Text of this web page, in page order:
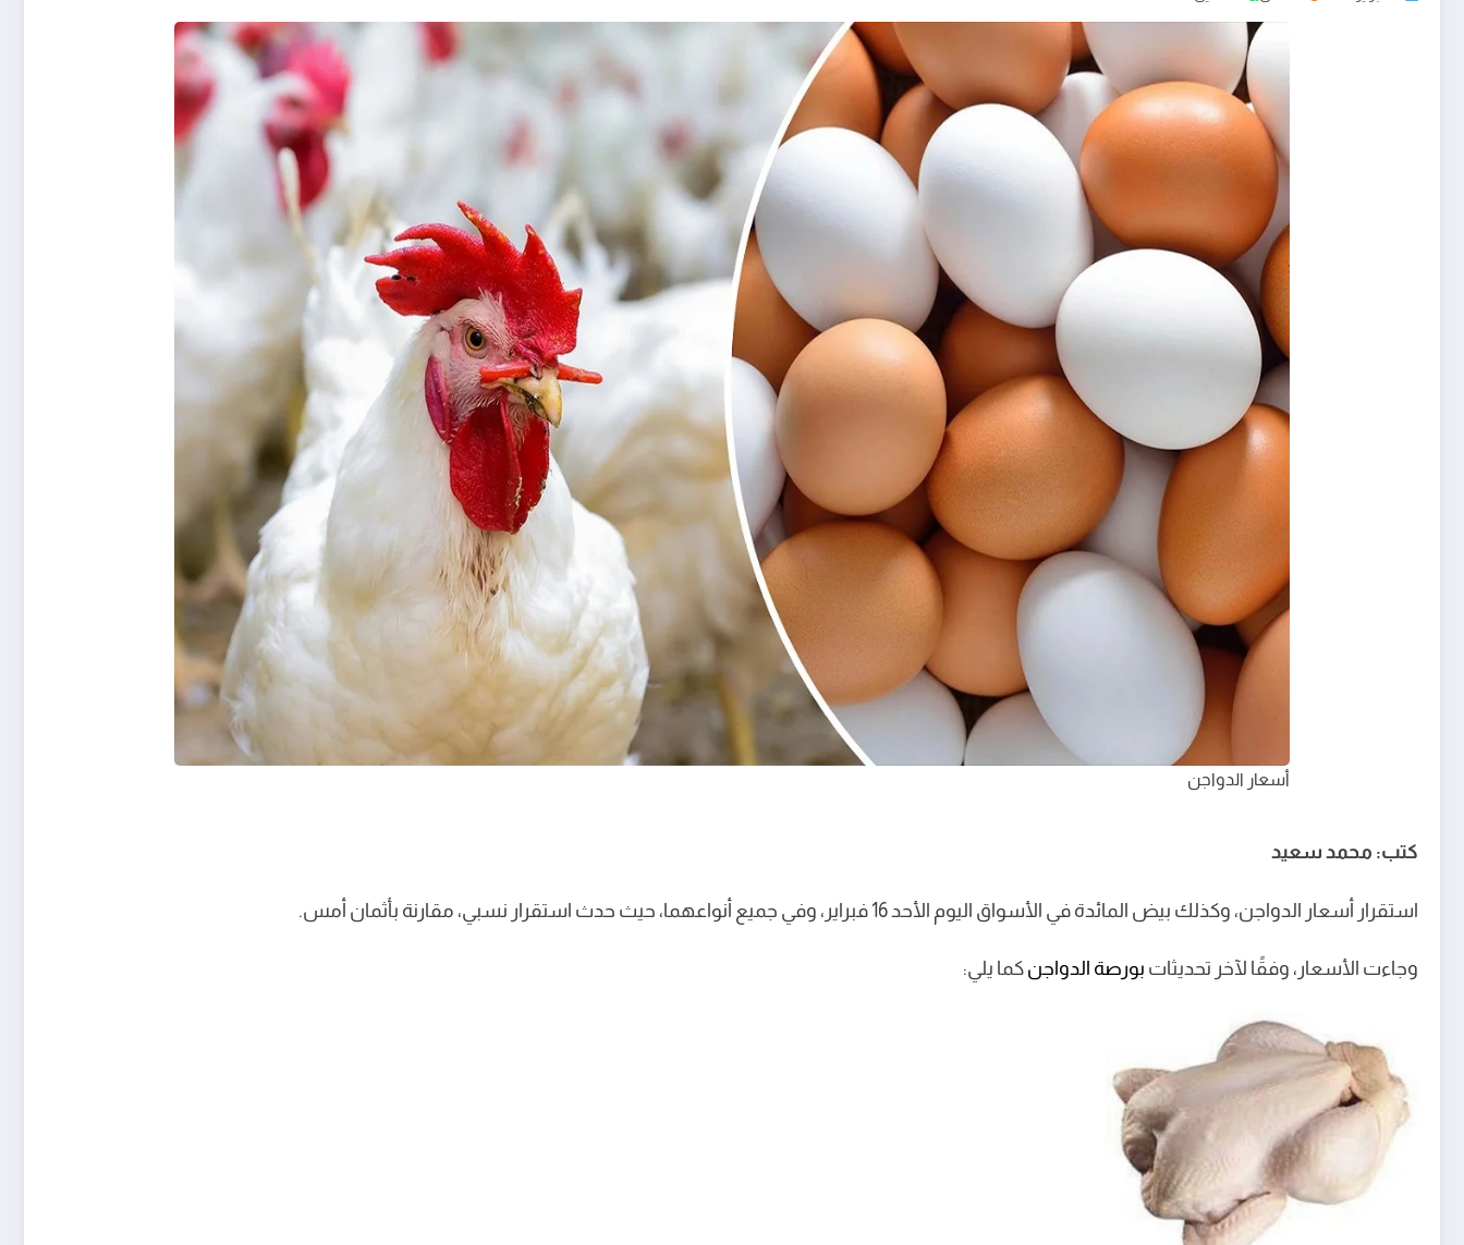
أسعار الدواجن
كتب: محمد سعيد
استقرار أسعار الدواجن، وكذلك بيض المائدة في الأسواق اليوم الأحد 16 فبراير، وفي جميع أنواعهما، حيث حدث استقرار نسبي، مقارنة بأثمان أمس.
وجاءت الأسعار، وفقًا لآخر تحديثات بورصة الدواجن كما يلي: